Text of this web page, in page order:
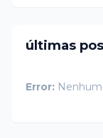
últimas
Error: